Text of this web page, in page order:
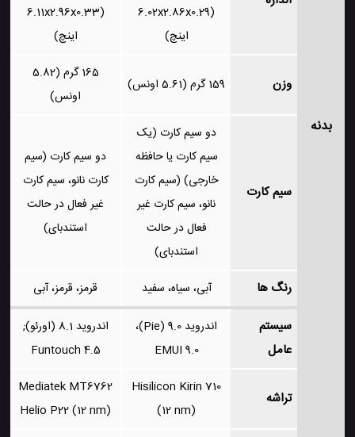
بدنه
(6.02x2.86x0.29
اینچ)
(6.11x2.96x0.33
اینچ)
وزن 159 گرم (5.61 اونس)
165 گرم (5.82
اونس)
سیم کارت
دو سیم کارت (یک
سیم کارت یا حافظه
خارجی) (سیم کارت
نانو، سیم کارت غیر
فعال در حالت
استندبای)
دو سیم کارت (سیم
کارت نانو، سیم کارت
غیر فعال در حالت
استندبای)
رنگ ها آبی، سیاه، سفید قرمز، قرمز، آبی
سیستم
عامل
اندروید 9.0 (Pie)،
EMUI 9.0
اندروید 8.1 (اورئو);
Funtouch 4.5
تراشه
Hisilicon Kirin 710
(12 nm)
Mediatek MT6762
Helio P22 (12 nm)